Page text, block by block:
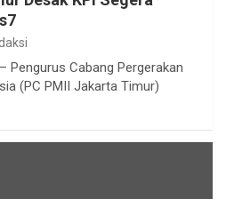
Pengurus Cabang Pergerakan
(PC PMII Jakarta Timur)